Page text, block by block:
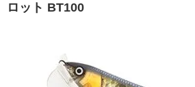
ロット BT100